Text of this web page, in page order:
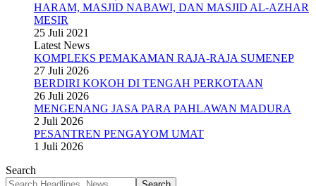
HARAM, MASJID NABAWI, DAN MASJID AL-AZHAR
MESIR
25 Juli 2021
Latest News
KOMPLEKS PEMAKAMAN RAJA-RAJA SUMENEP
27 Juli 2026
BERDIRI KOKOH DI TENGAH PERKOTAAN
26 Juli 2026
MENGENANG JASA PARA PAHLAWAN MADURA
2 Juli 2026
PESANTREN PENGAYOM UMAT
1 Juli 2026
Search